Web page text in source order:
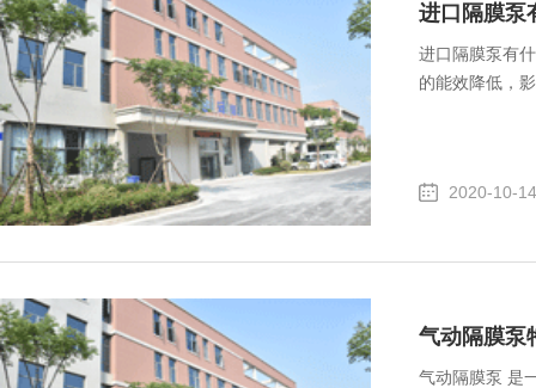
进口隔膜泵
进口隔膜泵有
的能效降低，
2020-10-14
气动隔膜泵
气动隔膜泵 是